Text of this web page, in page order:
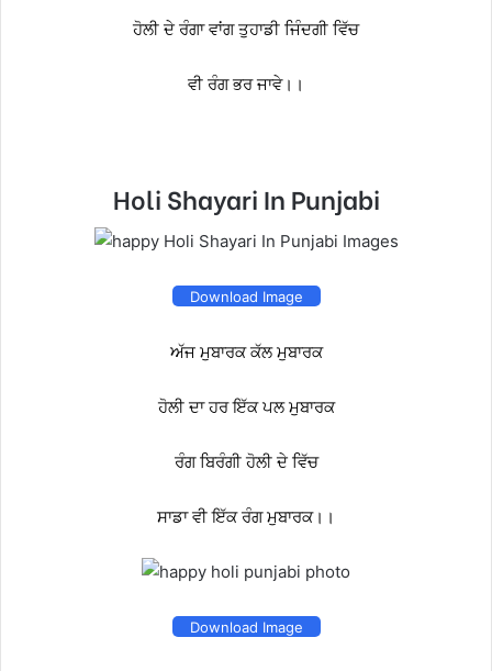
ਹੋਲੀ ਦੇ ਰੰਗਾ ਵਾਂਗ ਤੁਹਾਡੀ ਜਿੰਦਗੀ ਵਿੱਚ
ਵੀ ਰੰਗ ਭਰ ਜਾਵੇ।।
Holi Shayari In Punjabi
Download Image
ਅੱਜ ਮੁਬਾਰਕ ਕੱਲ ਮੁਬਾਰਕ
ਹੋਲੀ ਦਾ ਹਰ ਇੱਕ ਪਲ ਮੁਬਾਰਕ
ਰੰਗ ਬਿਰੰਗੀ ਹੋਲੀ ਦੇ ਵਿੱਚ
ਸਾਡਾ ਵੀ ਇੱਕ ਰੰਗ ਮੁਬਾਰਕ।।
Download Image